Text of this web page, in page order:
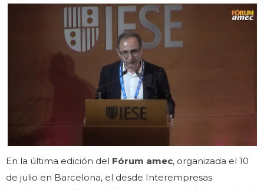
En la última edición del Fórum amec, organizada el 10
de julio en Barcelona, el desde Interempresas